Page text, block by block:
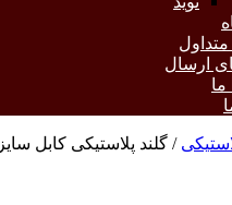
ارسال
ما
/ گلند پلاستیکی کابل سایز 9